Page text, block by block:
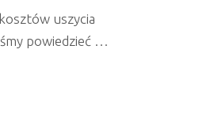
uszycia
powiedzieć o
się
w najmniejszym